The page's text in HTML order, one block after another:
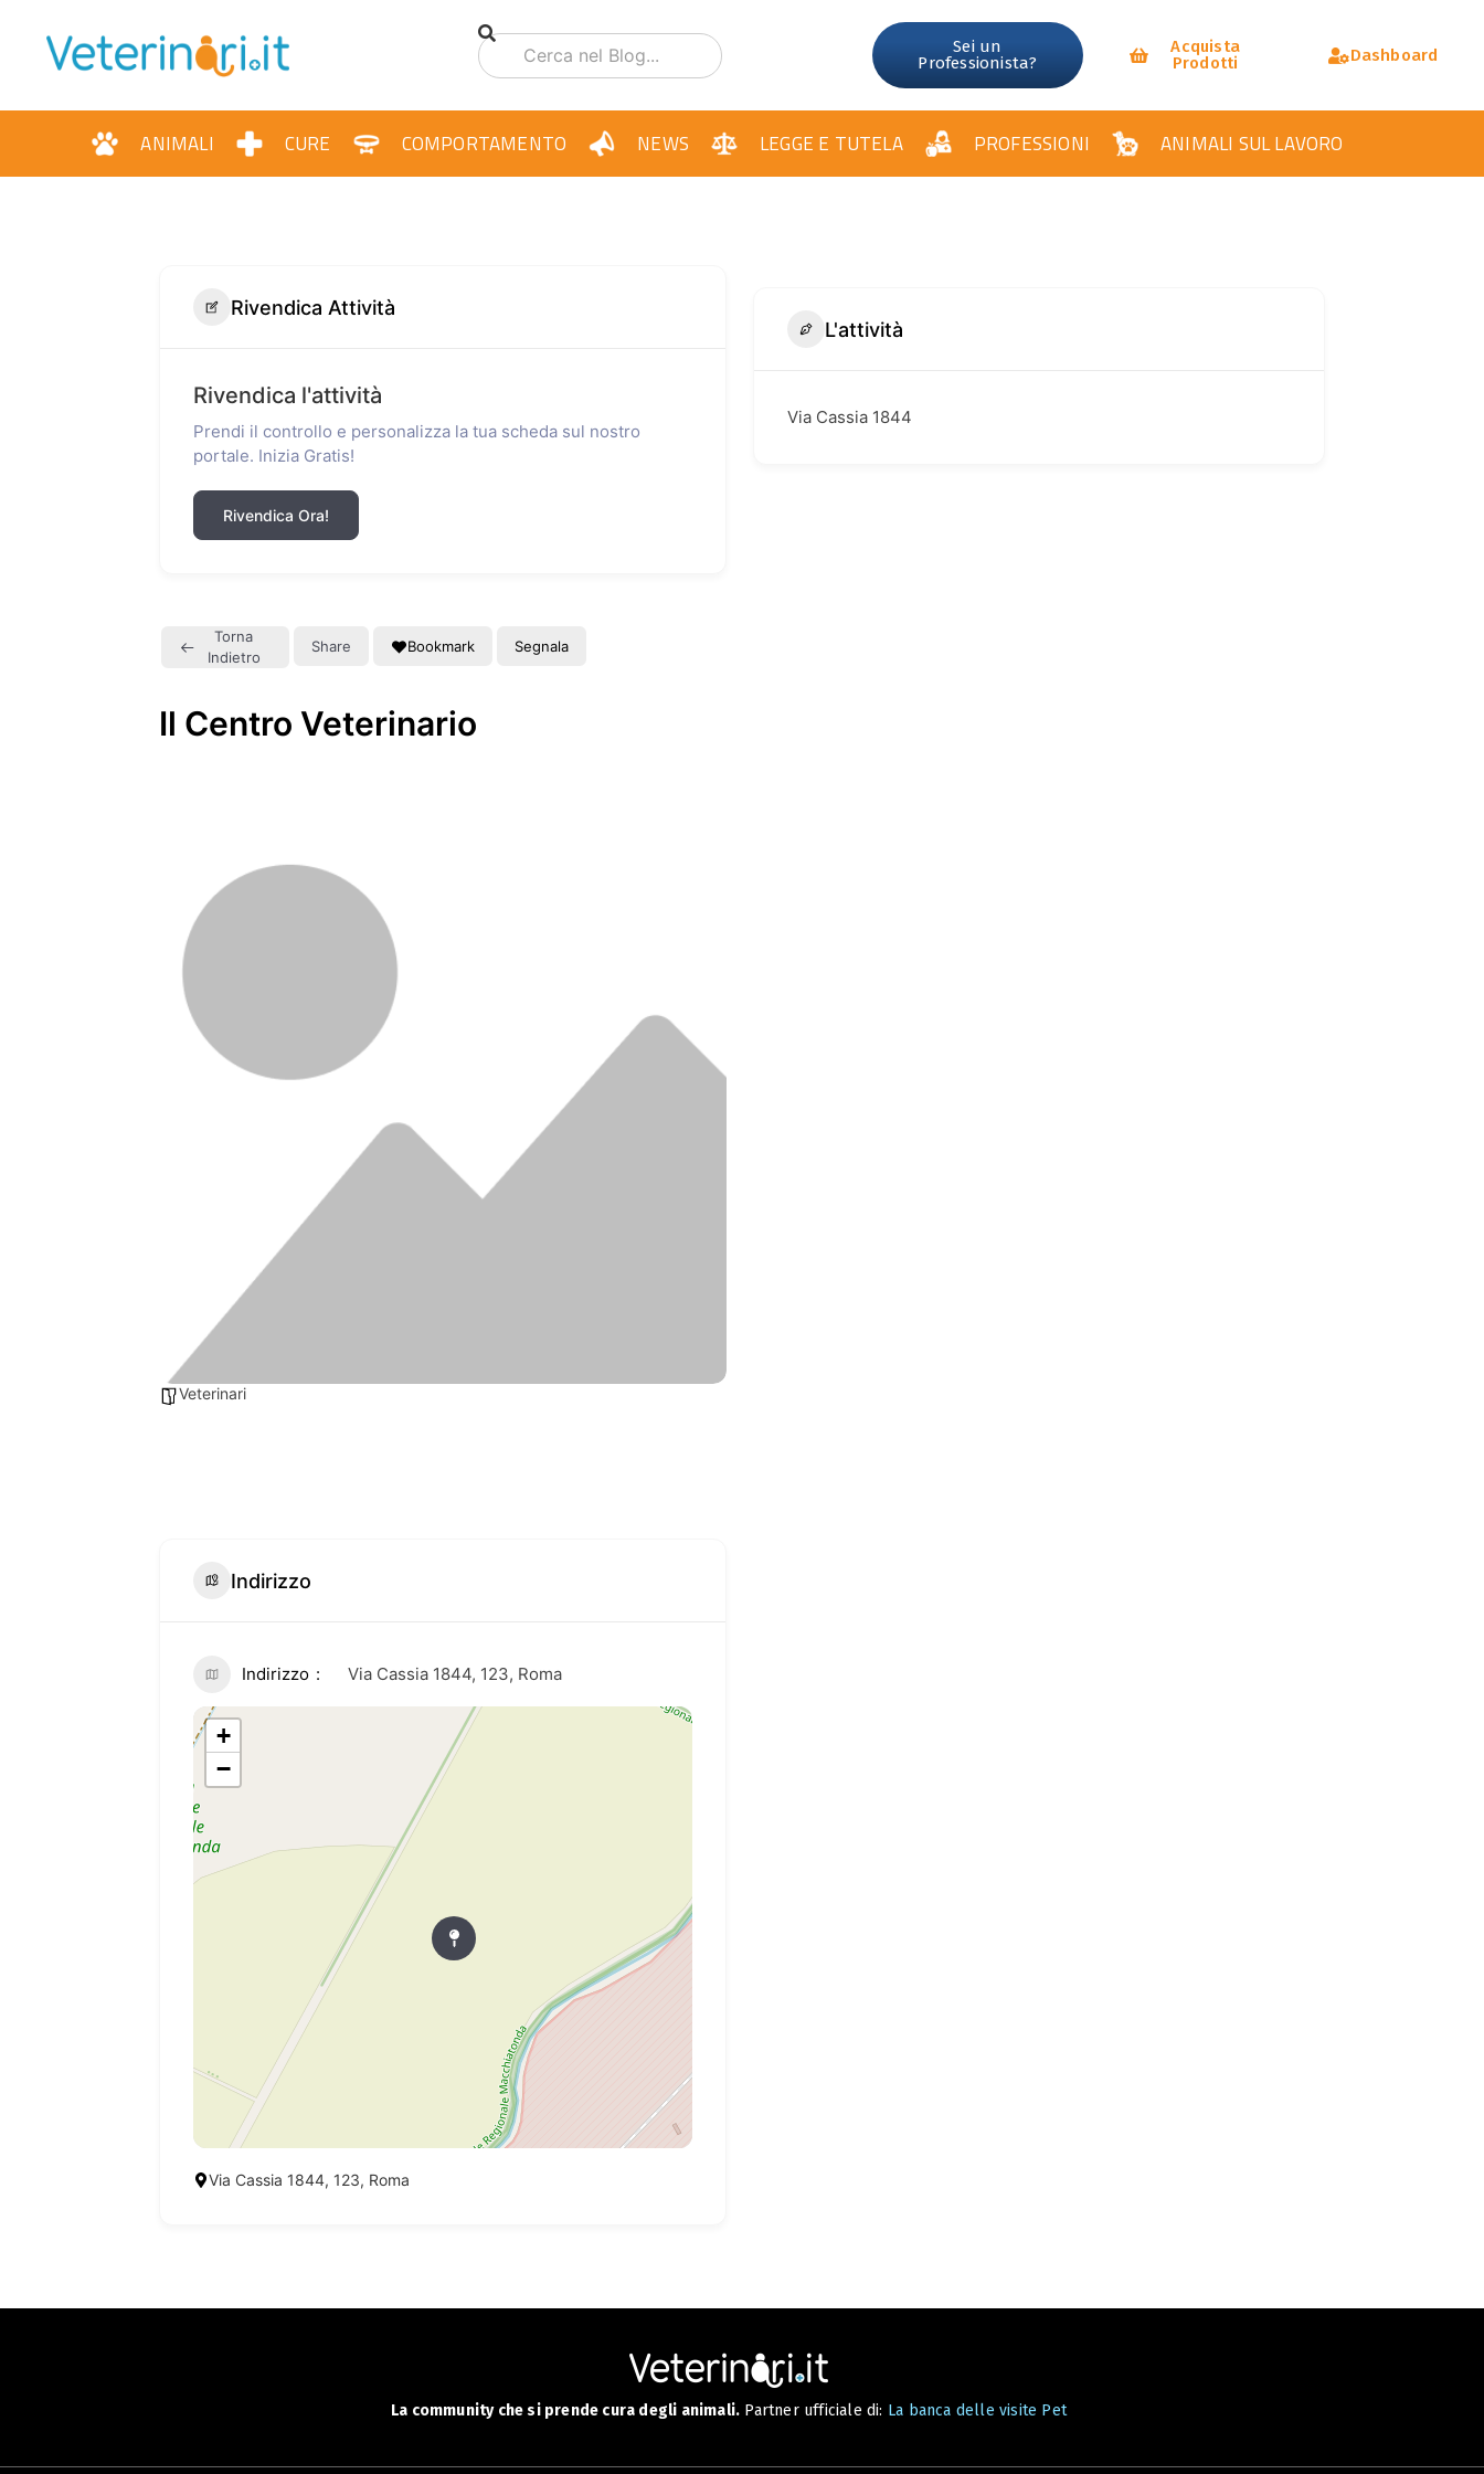
Sei un
Professionista?
Acquista
Prodotti
Dashboard
ANIMALI CURE COMPORTAMENTO NEWS LEGGE E TUTELA PROFESSIONI ANIMALI SUL LAVORO
Rivendica Attività
Rivendica l'attività
Prendi il controllo e personalizza la tua scheda sul nostro
portale. Inizia Gratis!
Rivendica Ora!
Torna
Indietro
Share Bookmark Segnala
Il Centro Veterinario
Veterinari
Indirizzo
Indirizzo Via Cassia 1844, 123, Roma
+
−
Via Cassia 1844, 123, Roma
L'attività
Via Cassia 1844
La community che si prende cura degli animali. Partner ufficiale di: La banca delle visite Pet